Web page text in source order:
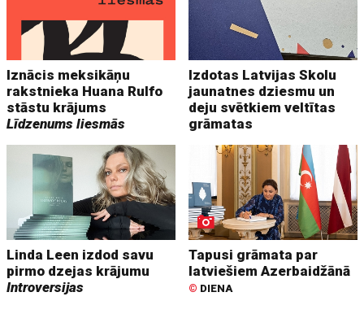
Iznācis meksikāņu
rakstnieka Huana Rulfo
stāstu krājums
Līdzenums liesmās
Izdotas Latvijas Skolu
jaunatnes dziesmu un
deju svētkiem veltītas
grāmatas
Linda Leen izdod savu
pirmo dzejas krājumu
Introversijas
Tapusi grāmata par
latviešiem Azerbaidžānā
© DIENA